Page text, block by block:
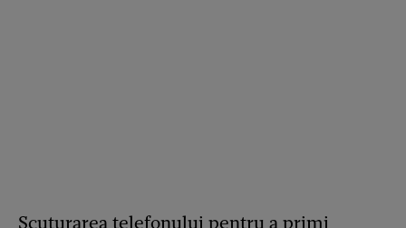
Scuturarea telefonului pentru a primi